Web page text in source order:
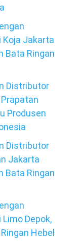
Koja Jakarta
Bata Ringan
Distributor
Produsen
Distributor
Jakarta
Bata Ringan
Depok,
Hebel